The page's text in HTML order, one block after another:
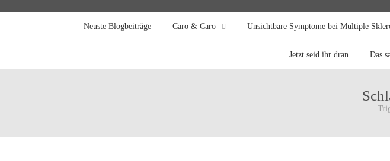
Neuste Blogbeiträge Caro & Caro Unsichtbare Symptome bei Multiple
Jetzt seid ihr dran Das